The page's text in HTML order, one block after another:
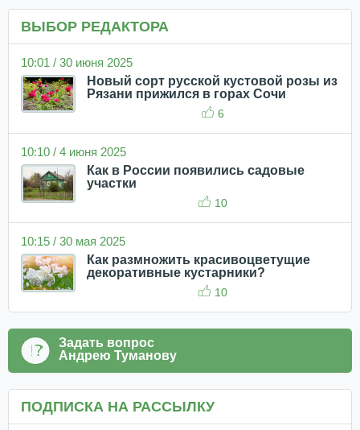
ВЫБОР РЕДАКТОРА
10:01 / 30 июня 2025
Новый сорт русской кустовой розы из
Рязани прижился в горах Сочи
6
10:10 / 4 июня 2025
Как в России появились садовые
участки
10
10:15 / 30 мая 2025
Как размножить красивоцветущие
декоративные кустарники?
10
Задать вопрос
Андрею Туманову
ПОДПИСКА НА РАССЫЛКУ